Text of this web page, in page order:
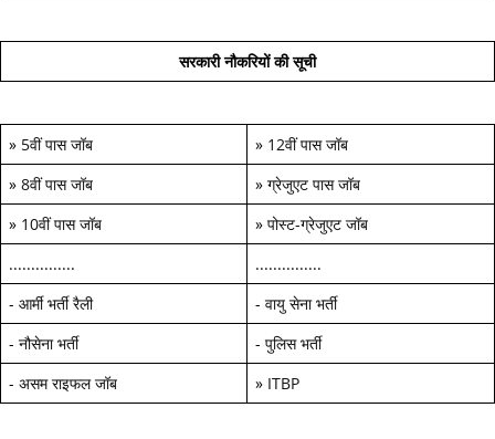
सरकारी नौकरियों की सूची
» 5वीं पास जॉब » 12वीं पास जॉब
» 8वीं पास जॉब » ग्रेजुएट पास जॉब
» 10वीं पास जॉब » पोस्ट-ग्रेजुएट जॉब
...............
...............
- आर्मी भर्ती रैली - वायु सेना भर्ती
- नौसेना भर्ती - पुलिस भर्ती
- असम राइफल जॉब » ITBP